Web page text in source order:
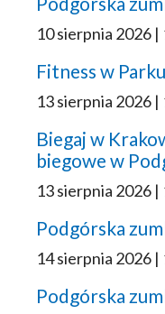
10 sierpnia 2026 |
Fitness w
13 sierpnia 2026 |
Biegaj w
biegowe w
13 sierpnia 2026 |
Podgórska
14 sierpnia 2026 |
Podgórska